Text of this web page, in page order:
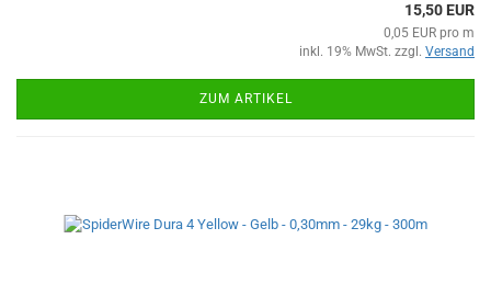
15,50 EUR
0,05 EUR pro m
inkl. 19% MwSt. zzgl. Versand
ZUM ARTIKEL